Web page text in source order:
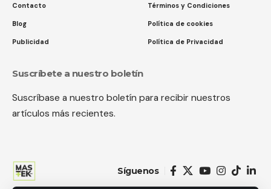
Contacto
Blog
Publicidad
Términos y Condiciones
Política de cookies
Política de Privacidad
Suscríbete a nuestro boletín
Suscríbase a nuestro boletín para recibir nuestros
artículos más recientes.
Síguenos